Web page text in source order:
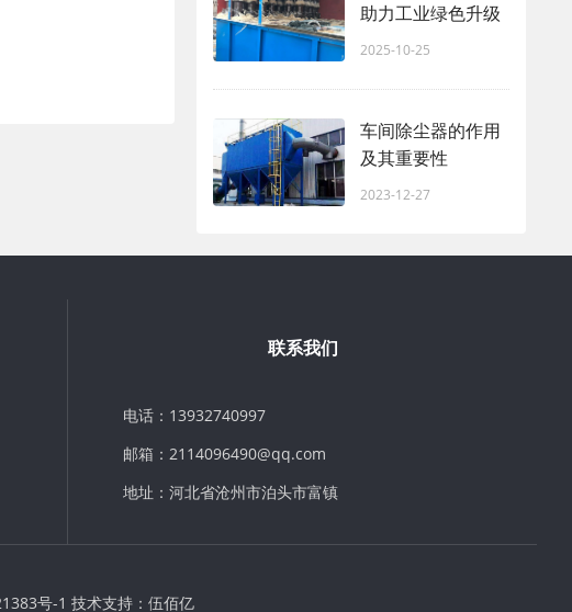
助力工业绿色升级
2025-10-25
车间除尘器的作用
及其重要性
2023-12-27
联系我们
电话：13932740997
邮箱：2114096490@qq.com
地址：河北省沧州市泊头市富镇
号-1 技术支持： 伍佰亿